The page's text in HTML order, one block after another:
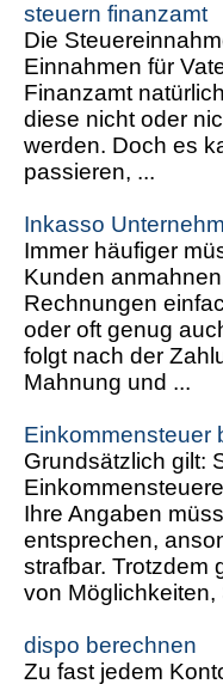
steuern finanzamt
Die
Einnahmen für
Finanzamt
diese nicht oder
werden. Doch es
passieren, ...
Inkasso
Immer häufiger
Kunden
Rechnungen
oder oft genug
folgt nach der
Mahnung und ...
Einkommensteuer
Grundsätzlich gilt:
Ihre Angaben
entsprechen,
strafbar. Trotzdem
von Möglichkeiten,
dispo berechnen
Zu fast jedem